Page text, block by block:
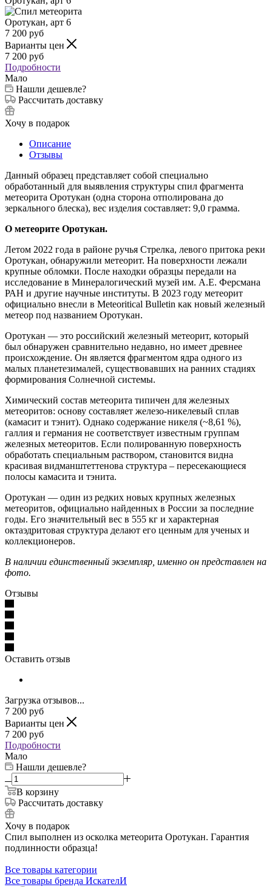
7 200 руб
Варианты цен
7 200 руб
Подробности
Мало
Нашли дешевле?
Рассчитать доставку
Хочу в подарок
Описание
Отзывы
Данный образец представляет собой специально
обработанный для выявления структуры спил фрагмента
метеорита Оротукан (одна сторона отполирована до
зеркального блеска), вес изделия составляет: 9,0 грамма.
‎О метеорите Оротукан.
‎Летом 2022 года в районе ручья Стрелка, левого притока реки
Оротукан, обнаружили метеорит. На поверхности лежали
крупные обломки. После находки образцы передали на
исследование в Минералогический музей им. А.Е. Ферсмана
РАН и другие научные институты. В 2023 году метеорит
официально внесли в Meteoritical Bulletin как новый железный
метеор под названием Оротукан.
Оротукан — это российский железный метеорит, который
был обнаружен сравнительно недавно, но имеет древнее
происхождение. Он является фрагментом ядра одного из
малых планетезималей, существовавших на ранних стадиях
формирования Солнечной системы.
‎Химический состав метеорита типичен для железных
метеоритов: основу составляет железо-никелевый сплав
(камасит и тэнит). Однако содержание никеля (~8,61 %),
галлия и германия не соответствует известным группам
железных метеоритов. Если полированную поверхность
обработать специальным раствором, становится видна
красивая видманштеттенова структура – пересекающиеся
полосы камасита и тэнита.
‎Оротукан — один из редких новых крупных железных
метеоритов, официально найденных в России за последние
годы. Его значительный вес в 555 кг и характерная
октаэдритовая структура делают его ценным для ученых и
коллекционеров.
В наличии единственный экземпляр, именно он представлен на
фото.
Отзывы
Оставить отзыв
Загрузка отзывов...
7 200 руб
Варианты цен
7 200 руб
Подробности
Мало
Нашли дешевле?
В корзину
Рассчитать доставку
Хочу в подарок
Спил выполнен из осколка метеорита Оротукан. Гарантия
подлинности образца!
Все товары категории
Все товары бренда ИскателИ